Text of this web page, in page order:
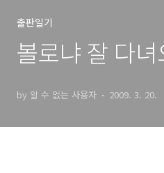
출판일기
볼로냐 잘 다
by 알 수 없는 사용자 2009. 3. 20.